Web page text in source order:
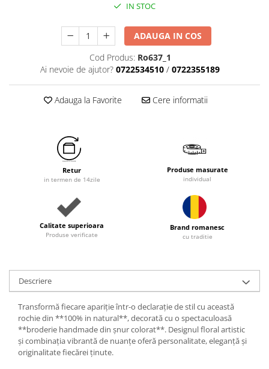
IN STOC
ADAUGA IN COS
Cod Produs: Ro637_1
Ai nevoie de ajutor? 0722534510 / 0722355189
Adauga la Favorite Cere informatii
Retur
in termen de 14zile
Produse masurate
individual
Calitate superioara
Produse verificate
Brand romanesc
cu traditie
Descriere
Transformă fiecare apariție într-o declarație de stil cu această
rochie din **100% in natural**, decorată cu o spectaculoasă
**broderie handmade din șnur colorat**. Designul floral artistic
și combinația vibrantă de nuanțe oferă personalitate, eleganță și
originalitate fiecărei ținute.